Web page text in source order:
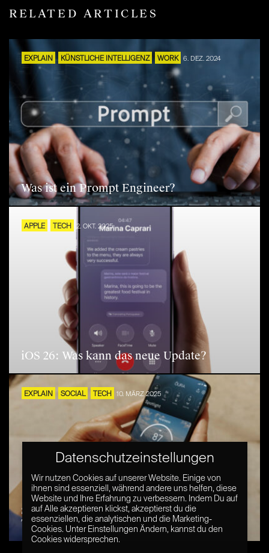
RELATED ARTICLES
EXPLAIN KÜNSTLICHE INTELLIGENZ WORK 6. DEZ. 2024
Was ist ein Prompt Engineer?
APPLE TECH 2. OKT. 2025
iOS 26: Was kann das neue Update?
EXPLAIN SOCIAL TECH 10. MÄRZ 2025
Smart Rings: Zukunft der tragbaren
Technologien
Datenschutzeinstellungen
Wir nutzen Cookies auf unserer Website. Einige von
ihnen sind essenziell, während andere uns helfen, diese
Website und Ihre Erfahrung zu verbessern. Indem Du auf
auf Alle akzeptieren klickst, akzeptierst du die
essenziellen, die analytischen und die Marketing-
Cookies. Unter Einstellungen Ändern, kannst du den
Cookies widersprechen.